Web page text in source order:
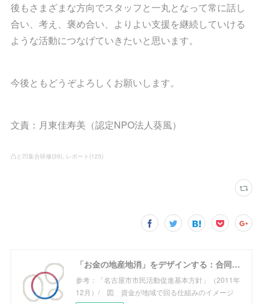
後もさまざまな方向でスタッフと一丸となって常に話し
合い、考え、褒め合い、よりよい支援を継続していける
ような活動につなげていきたいと思います。
今後ともどうぞよろしくお願いします。
文責：月東佳寿美（認定NPO法人葵風）
凸と凹集合研修(39) レポート (125)
「お金の地産地消」をデザインする：合同会社めぐる
参考：「名古屋市市民活動促進基本方針」（2011年
12月）/ 図 資金が地域で回る仕組みのイメージ